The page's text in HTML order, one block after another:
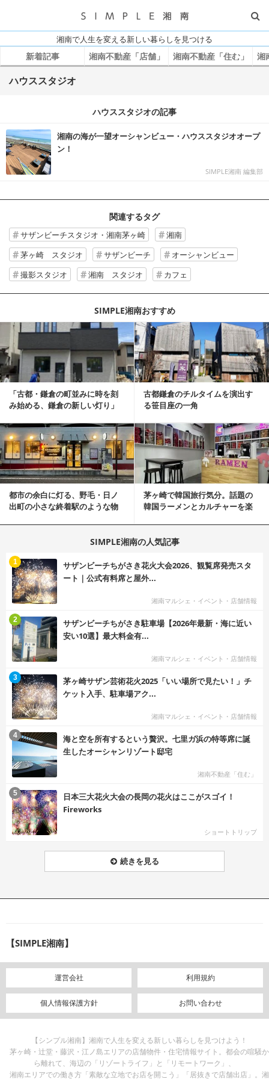
湘南で人生を変える新しい暮らしを見つける
新着記事 湘南不動産「店舗」 湘南不動産「住む」 湘
ハウススタジオ
ハウススタジオの記事
湘南の海が一望オーシャンビュー・ハウススタジオオープ
ン！
SIMPLE湘南 編集部
関連するタグ
サザンビーチスタジオ・湘南茅ヶ崎
湘南
茅ヶ崎 スタジオ
サザンビーチ
オーシャンビュー
撮影スタジオ
湘南 スタジオ カフェ
SIMPLE湘南おすすめ
「古都・鎌倉の町並みに時を刻
み始める、鎌倉の新しい灯り」
古都鎌倉のチルタイムを演出す
る笹目座の一角
記事を読む
都市の余白に灯る、野毛・日ノ
出町の小さな終着駅のような物
茅ヶ崎で韓国旅行気分。話題の
韓国ラーメンとカルチャーを楽
記事を読む
SIMPLE湘南の人気記事
サザンビーチちがさき花火大会2026、観覧席発売スタ
ート｜公式有料席と屋外...
湘南マルシェ・イベント・店舗情報
1
サザンビーチちがさき駐車場【2026年最新・海に近い
安い10選】最大料金有...
湘南マルシェ・イベント・店舗情報
2
茅ヶ崎サザン芸術花火2025「いい場所で見たい！」チ
ケット入手、駐車場アク...
湘南マルシェ・イベント・店舗情報
3
海と空を所有するという贅沢。七里ガ浜の特等席に誕
生したオーシャンリゾート邸宅
湘南不動産「住む」
4
日本三大花火大会の長岡の花火はここがスゴイ！
Fireworks
ショートトリップ
5
続きを見る
【SIMPLE湘南】
運営会社 利用規約
個人情報保護方針 お問い合わせ
【シンプル湘南】湘南で人生を変える新しい暮らしを見つけよう！
茅ヶ崎・辻堂・藤沢・江ノ島エリアの店舗物件・住宅情報サイト。都会の喧騒か
ら離れて、海辺の「リゾートライフ」と「リモートワーク」、
湘南エリアでの働き方「素敵な立地でお店を開こう」「居抜きで店舗出店」。湘